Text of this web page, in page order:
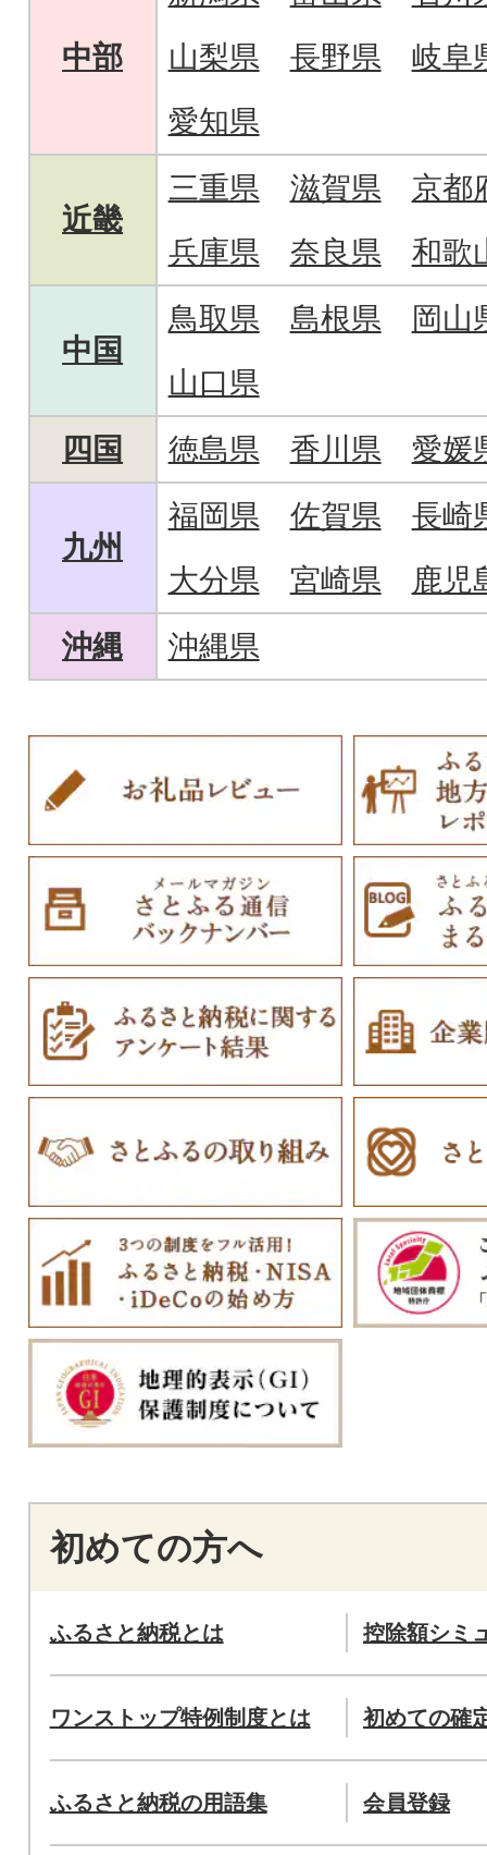
中部
山梨県
長野県
岐阜
愛知県
近畿
三重県 滋賀県
京都
兵庫県
奈良県 和歌
中国
鳥取県 島根県
岡山
山口県
四国
徳島県 香川県 愛媛
九州
福岡県 佐賀県
長崎
大分県
宮崎県
鹿児
沖縄
沖縄県
初めての方へ
ふるさと納税とは 控除額シミ
ワンストップ特例制度とは 初めての確
ふるさと納税の用語集 会員登録